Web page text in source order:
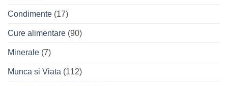
Condimente (17)
Cure alimentare (90)
Minerale (7)
Munca si Viata (112)